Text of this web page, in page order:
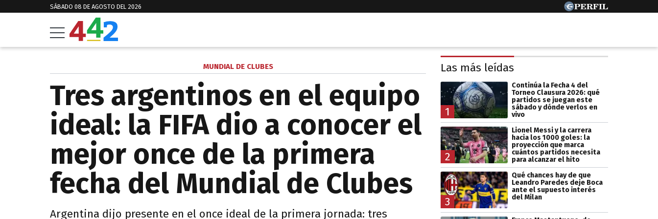
SÁBADO 08 DE AGOSTO DEL 2026
MUNDIAL DE CLUBES
Tres argentinos en el equipo
ideal: la FIFA dio a conocer el
mejor once de la primera
fecha del Mundial de Clubes
Argentina dijo presente en el once ideal de la primera jornada: tres
Las más leídas
1
Continúa la Fecha 4 del
Torneo Clausura 2026: qué
partidos se juegan este
sábado y dónde verlos en
vivo
2
Lionel Messi y la carrera
hacia los 1000 goles: la
proyección que marca
cuántos partidos necesita
para alcanzar el hito
3
Qué chances hay de que
Leandro Paredes deje Boca
ante el supuesto interés
del Milan